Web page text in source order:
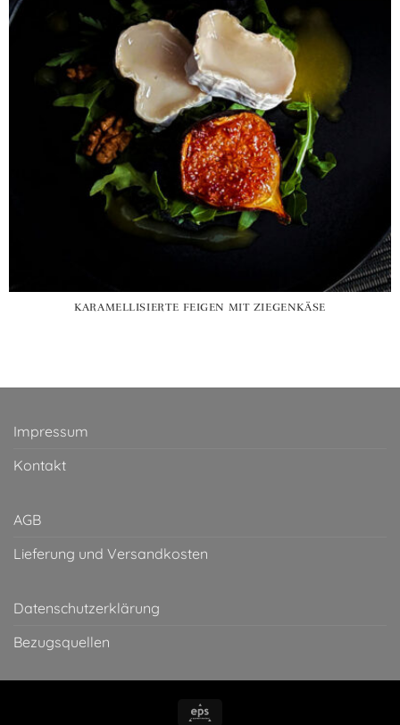
KARAMELLISIERTE FEIGEN MIT ZIEGENKÄSE
Impressum
Kontakt
AGB
Lieferung und Versandkosten
Datenschutzerklärung
Bezugsquellen